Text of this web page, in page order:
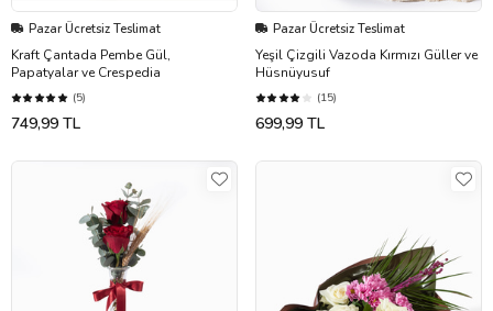
Pazar Ücretsiz Teslimat
Kraft Çantada Pembe Gül,
Papatyalar ve Crespedia
(5)
749,99 TL
Pazar Ücretsiz Teslimat
Yeşil Çizgili Vazoda Kırmızı Güller ve
Hüsnüyusuf
(15)
699,99 TL